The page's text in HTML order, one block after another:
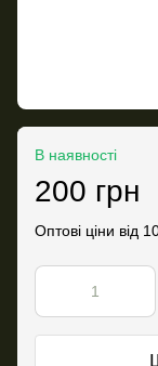
В наявності
200 грн
Оптові ціни від